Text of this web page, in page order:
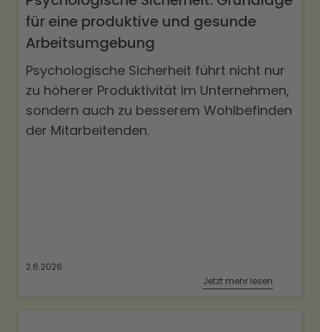
für eine produktive und gesunde
Arbeitsumgebung
Psychologische Sicherheit führt nicht nur
zu höherer Produktivität im Unternehmen,
sondern auch zu besserem Wohlbefinden
der Mitarbeitenden.
2.6.2026
Jetzt mehr lesen